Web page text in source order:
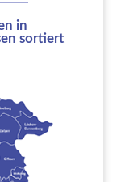
in
sortiert